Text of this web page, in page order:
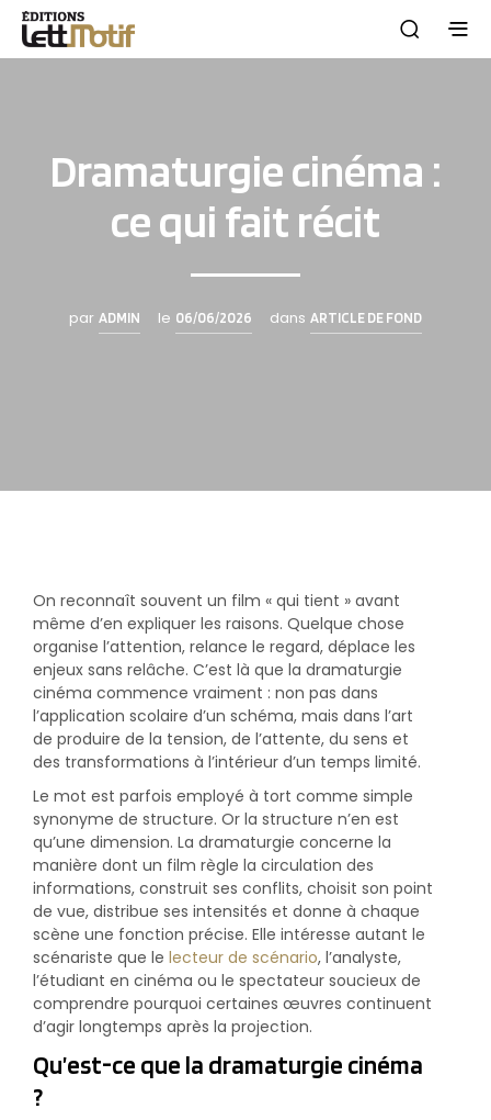
Dramaturgie cinéma :
ce qui fait récit
par ADMIN le 06/06/2026 dans ARTICLE DE FOND
On reconnaît souvent un film « qui tient » avant
même d’en expliquer les raisons. Quelque chose
organise l’attention, relance le regard, déplace les
enjeux sans relâche. C’est là que la dramaturgie
cinéma commence vraiment : non pas dans
l’application scolaire d’un schéma, mais dans l’art
de produire de la tension, de l’attente, du sens et
des transformations à l’intérieur d’un temps limité.
Le mot est parfois employé à tort comme simple
synonyme de structure. Or la structure n’en est
qu’une dimension. La dramaturgie concerne la
manière dont un film règle la circulation des
informations, construit ses conflits, choisit son point
de vue, distribue ses intensités et donne à chaque
scène une fonction précise. Elle intéresse autant le
scénariste que le lecteur de scénario, l’analyste,
l’étudiant en cinéma ou le spectateur soucieux de
comprendre pourquoi certaines œuvres continuent
d’agir longtemps après la projection.
Qu’est-ce que la dramaturgie cinéma
?